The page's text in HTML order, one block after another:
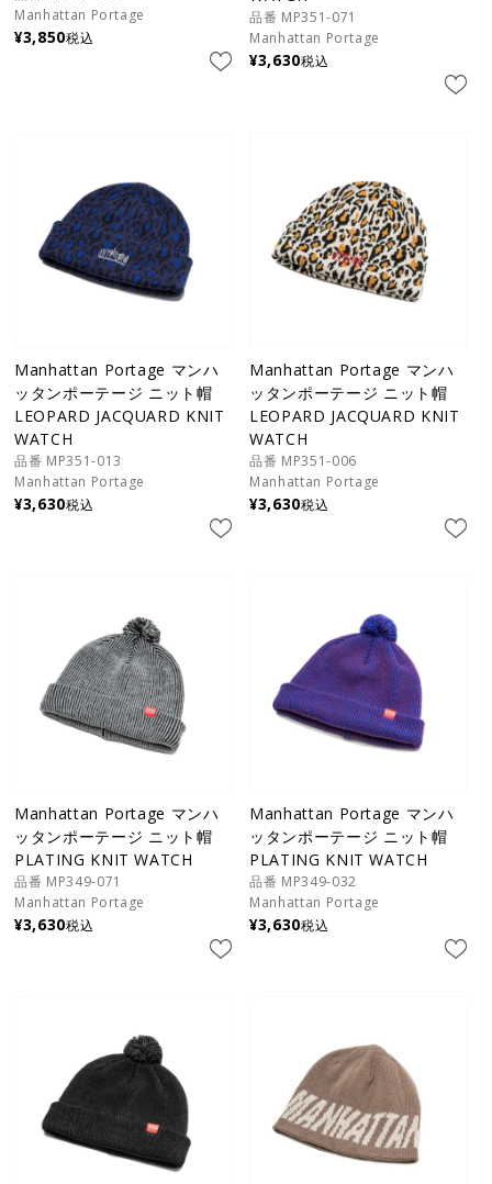
Manhattan Portage
¥3,850税込
品番 MP351-071
Manhattan Portage
¥3,630税込
Manhattan Portage マンハ
ッタンポーテージ ニット帽
LEOPARD JACQUARD KNIT
WATCH
品番 MP351-013
Manhattan Portage
¥3,630税込
Manhattan Portage マンハ
ッタンポーテージ ニット帽
LEOPARD JACQUARD KNIT
WATCH
品番 MP351-006
Manhattan Portage
¥3,630税込
Manhattan Portage マンハ
ッタンポーテージ ニット帽
PLATING KNIT WATCH
品番 MP349-071
Manhattan Portage
¥3,630税込
Manhattan Portage マンハ
ッタンポーテージ ニット帽
PLATING KNIT WATCH
品番 MP349-032
Manhattan Portage
¥3,630税込